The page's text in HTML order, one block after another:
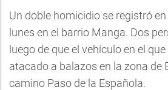
Un doble homicidio se registró
lunes en el barrio Manga. Dos
luego de que el vehículo en el
atacado a balazos en la zona de
camino Paso de la Española.